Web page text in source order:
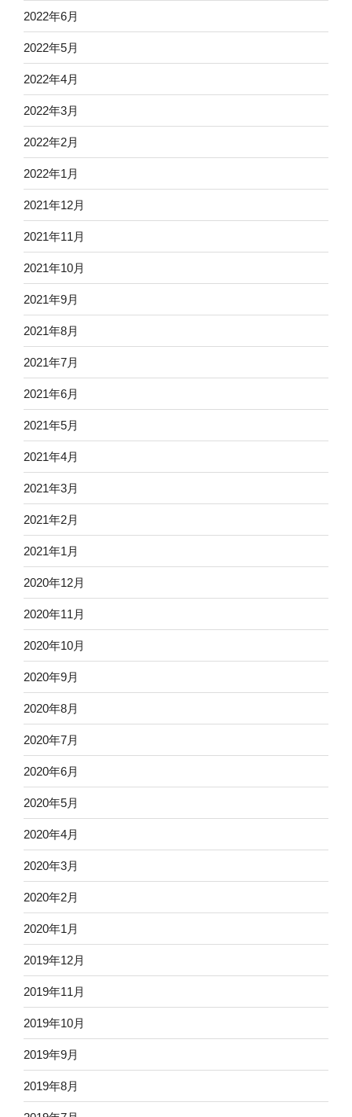
2022年6月
2022年5月
2022年4月
2022年3月
2022年2月
2022年1月
2021年12月
2021年11月
2021年10月
2021年9月
2021年8月
2021年7月
2021年6月
2021年5月
2021年4月
2021年3月
2021年2月
2021年1月
2020年12月
2020年11月
2020年10月
2020年9月
2020年8月
2020年7月
2020年6月
2020年5月
2020年4月
2020年3月
2020年2月
2020年1月
2019年12月
2019年11月
2019年10月
2019年9月
2019年8月